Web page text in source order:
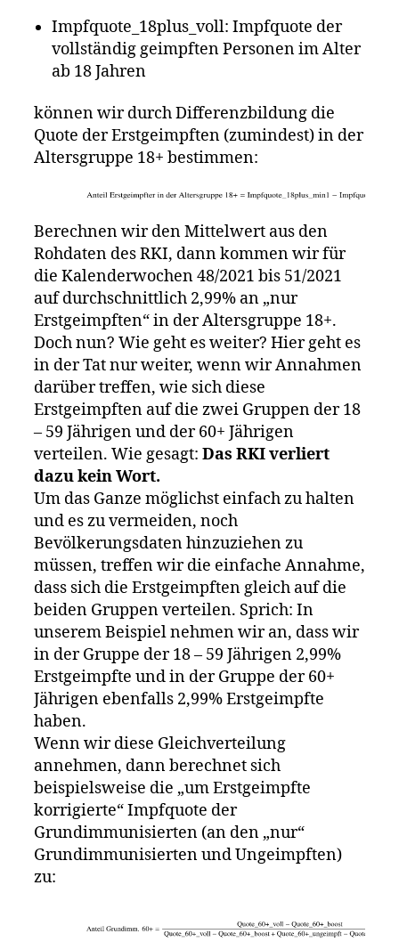
Impfquote_18plus_voll: Impfquote der
vollständig geimpften Personen im Alter
ab 18 Jahren
können wir durch Differenzbildung die
Quote der Erstgeimpften (zumindest) in der
Altersgruppe 18+ bestimmen:
Berechnen wir den Mittelwert aus den
Rohdaten des RKI, dann kommen wir für
die Kalenderwochen 48/2021 bis 51/2021
auf durchschnittlich 2,99% an „nur
Erstgeimpften“ in der Altersgruppe 18+.
Doch nun? Wie geht es weiter? Hier geht es
in der Tat nur weiter, wenn wir Annahmen
darüber treffen, wie sich diese
Erstgeimpften auf die zwei Gruppen der 18
– 59 Jährigen und der 60+ Jährigen
verteilen. Wie gesagt: Das RKI verliert
dazu kein Wort.
Um das Ganze möglichst einfach zu halten
und es zu vermeiden, noch
Bevölkerungsdaten hinzuziehen zu
müssen, treffen wir die einfache Annahme,
dass sich die Erstgeimpften gleich auf die
beiden Gruppen verteilen. Sprich: In
unserem Beispiel nehmen wir an, dass wir
in der Gruppe der 18 – 59 Jährigen 2,99%
Erstgeimpfte und in der Gruppe der 60+
Jährigen ebenfalls 2,99% Erstgeimpfte
haben.
Wenn wir diese Gleichverteilung
annehmen, dann berechnet sich
beispielsweise die „um Erstgeimpfte
korrigierte“ Impfquote der
Grundimmunisierten (an den „nur“
Grundimmunisierten und Ungeimpften)
zu: